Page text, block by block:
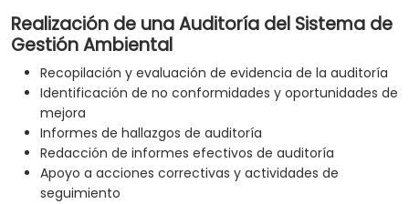
Realización de una Auditoría del Sistema de
Gestión Ambiental
Recopilación y evaluación de evidencia de la auditoría
Identificación de no conformidades y oportunidades de
mejora
Informes de hallazgos de auditoría
Redacción de informes efectivos de auditoría
Apoyo a acciones correctivas y actividades de
seguimiento